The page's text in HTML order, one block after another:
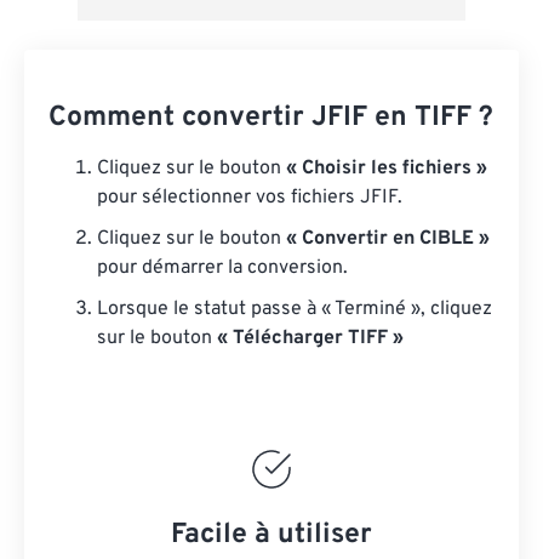
Comment convertir JFIF en TIFF ?
Cliquez sur le bouton « Choisir les fichiers »
pour sélectionner vos fichiers JFIF.
Cliquez sur le bouton « Convertir en CIBLE »
pour démarrer la conversion.
Lorsque le statut passe à « Terminé », cliquez
sur le bouton « Télécharger TIFF »
Facile à utiliser